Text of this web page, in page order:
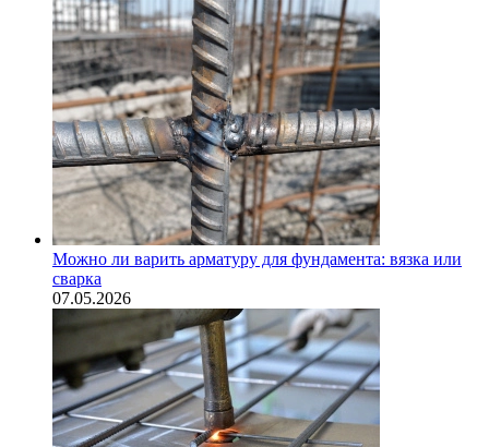
Можно ли варить арматуру для фундамента: вязка или
сварка
07.05.2026